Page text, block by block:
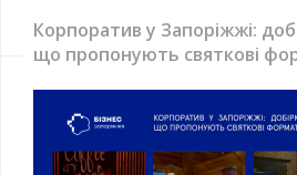
Корпоратив у Запоріжжі:
що пропонують святкові